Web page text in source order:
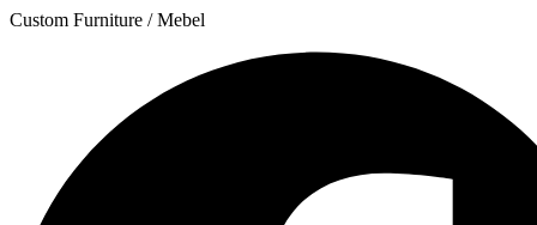
Custom Furniture / Mebel